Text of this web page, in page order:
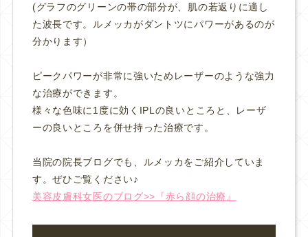
(グラフのグリーンの帯の部分が、肌の若返りに適し
た波長です。ルメッカがダントツにパワーがあるのが
分かります）
ピークパワーが非常に強いためレーザーのような強力
な治療ができます。
様々な色味に1度に効くIPLの良いところと、レーザ
ーの良いところを併せ持った治療です。
当院の院長ブログでも、ルメッカをご紹介していま
す。ぜひご覧ください♪
美容皮膚科女医のブログ>>『赤ら顔の治療』